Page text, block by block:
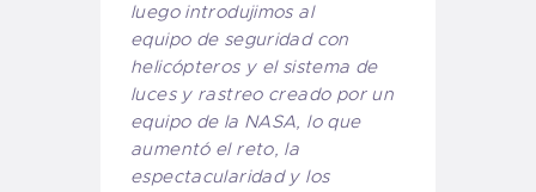
luego introdujimos al
equipo de seguridad con
helicópteros y el sistema de
luces y rastreo creado por un
equipo de la NASA, lo que
aumentó el reto, la
espectacularidad y los